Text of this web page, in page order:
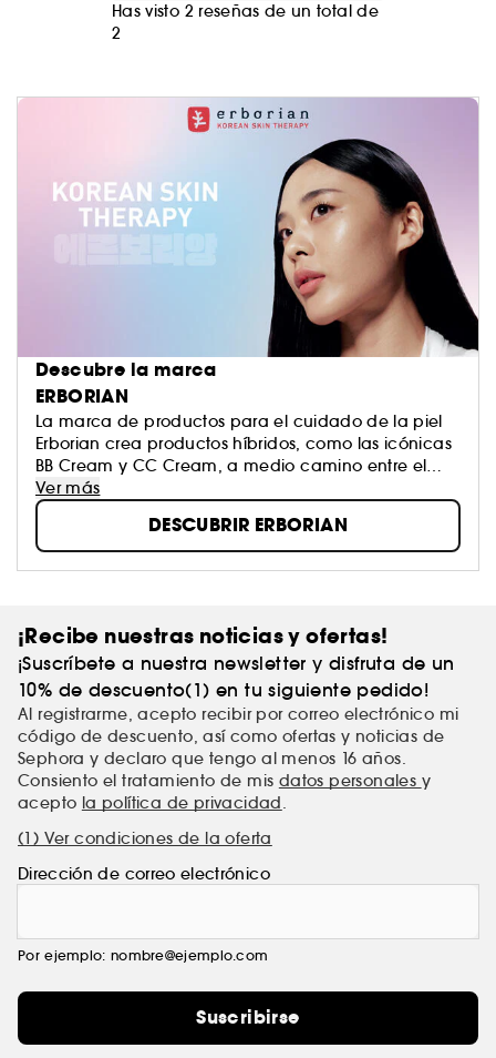
Has visto 2 reseñas de un total de
2
Descubre la marca
ERBORIAN
La marca de productos para el cuidado de la piel
Erborian crea productos híbridos, como las icónicas
BB Cream y CC Cream, a medio camino entre el
cuidado de la piel y el maquillaje.
Estos productos responden a un objetivo preciso de
la marca: hacerte redescubrir tu piel.
¡ES TU PIEL, SIÉNTETE ORGULLOSA DE ELLA!
Ver más
DESCUBRIR ERBORIAN
¡Recibe nuestras noticias y ofertas!
¡Suscríbete a nuestra newsletter y disfruta de un
10% de descuento(1) en tu siguiente pedido!
Al registrarme, acepto recibir por correo electrónico mi
código de descuento, así como ofertas y noticias de
Sephora y declaro que tengo al menos 16 años.
Consiento el tratamiento de mis datos personales y
acepto la política de privacidad.
(1) Ver condiciones de la oferta
Dirección de correo electrónico
Por ejemplo: nombre@ejemplo.com
Suscribirse